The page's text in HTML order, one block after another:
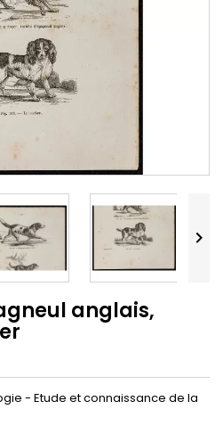

anglais,
- Etude et connaissance de la